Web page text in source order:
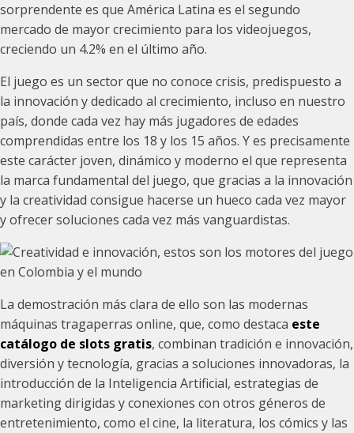
sorprendente es que América Latina es el segundo
mercado de mayor crecimiento para los videojuegos,
creciendo un 4.2% en el último año.
El juego es un sector que no conoce crisis, predispuesto a
la innovación y dedicado al crecimiento, incluso en nuestro
país, donde cada vez hay más jugadores de edades
comprendidas entre los 18 y los 15 años. Y es precisamente
este carácter joven, dinámico y moderno el que representa
la marca fundamental del juego, que gracias a la innovación
y la creatividad consigue hacerse un hueco cada vez mayor
y ofrecer soluciones cada vez más vanguardistas.
La demostración más clara de ello son las modernas
máquinas tragaperras online, que, como destaca este
catálogo de slots gratis, combinan tradición e innovación,
diversión y tecnología, gracias a soluciones innovadoras, la
introducción de la Inteligencia Artificial, estrategias de
marketing dirigidas y conexiones con otros géneros de
entretenimiento, como el cine, la literatura, los cómics y las